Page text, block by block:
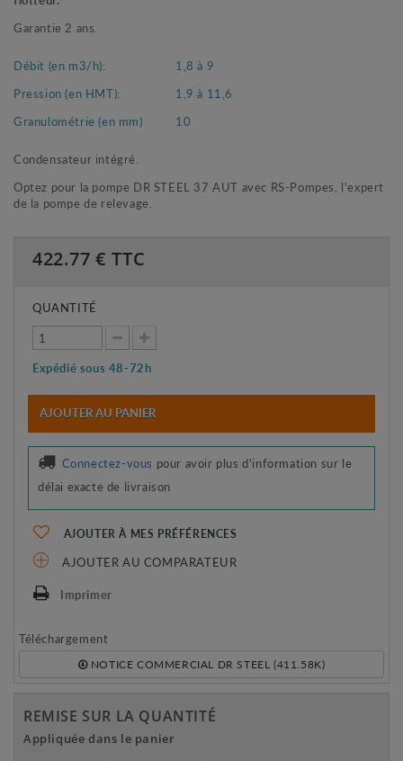
Garantie 2 ans.
Débit (en m3/h):
1,8 à 9
Pression (en HMT):
1,9 à 11,6
Granulométrie (en mm)
10
Condensateur intégré.
Optez pour la pompe DR STEEL 37 AUT avec RS-Pompes, l'expert
de la pompe de relevage.
422.77 € TTC
QUANTITÉ
Expédié sous 48-72h
AJOUTER AU PANIER
Connectez-vous pour avoir plus d'information sur le
délai exacte de livraison
AJOUTER À MES PRÉFÉRENCES
AJOUTER AU COMPARATEUR
Imprimer
Téléchargement
NOTICE COMMERCIAL DR STEEL (411.58K)
REMISE SUR LA QUANTITÉ
Appliquée dans le panier